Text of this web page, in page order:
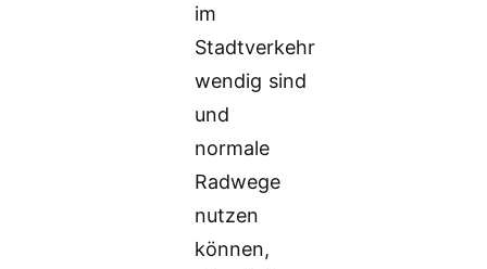
im
Stadtverkehr
wendig sind
und
normale
Radwege
nutzen
können,